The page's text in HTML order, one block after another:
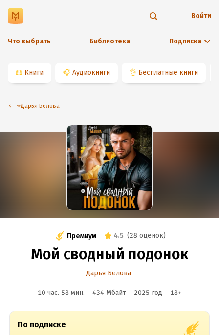
Что выбрать Библиотека Подписка
Войти
📖 Книги 🎧 Аудиокниги 👌 Бесплатные книги
⭐️Дарья Белова
Премиум 4.5 (28 оценок)
Мой сводный подонок
Дарья Белова
10 час. 58 мин. 434 Мбайт 2025 год 18+
По подписке